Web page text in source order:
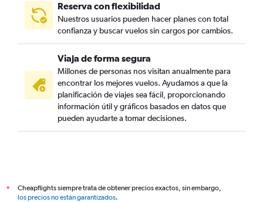
Reserva con flexibilidad
Nuestros usuarios pueden hacer planes con total
confianza y buscar vuelos sin cargos por cambios.
Viaja de forma segura
Millones de personas nos visitan anualmente para
encontrar los mejores vuelos. Ayudamos a que la
planificación de viajes sea fácil, proporcionando
información útil y gráficos basados en datos que
pueden ayudarte a tomar decisiones.
*
Cheapflights siempre trata de obtener precios exactos, sin embargo,
los precios no están garantizados.